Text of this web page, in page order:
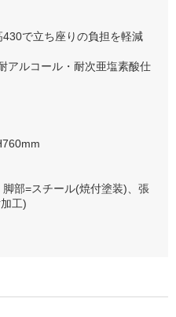
で立ち座りの負担を軽減
アルコール・耐次亜塩素酸仕
部=スチール(焼付塗装)、張
工)